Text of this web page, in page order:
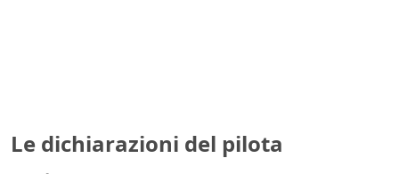
Le dichiarazioni del pilota